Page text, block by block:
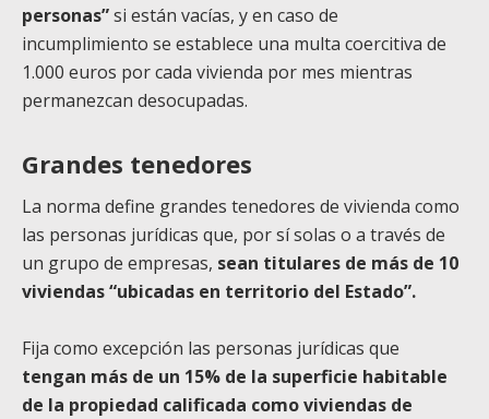
personas”si están vacías, y en caso de
incumplimiento se establece una multa coercitiva de
1.000 euros por cada vivienda por mes mientras
permanezcan desocupadas.
Grandes tenedores
La norma define grandes tenedores de vivienda como
las personas jurídicas que, por sí solas o a través de
un grupo de empresas, sean titulares de más de 10
viviendas “ubicadas en territorio del Estado”.
Fija como excepción las personas jurídicas que
tengan más de un 15% de la superficie habitable
de la propiedad calificada como viviendas de